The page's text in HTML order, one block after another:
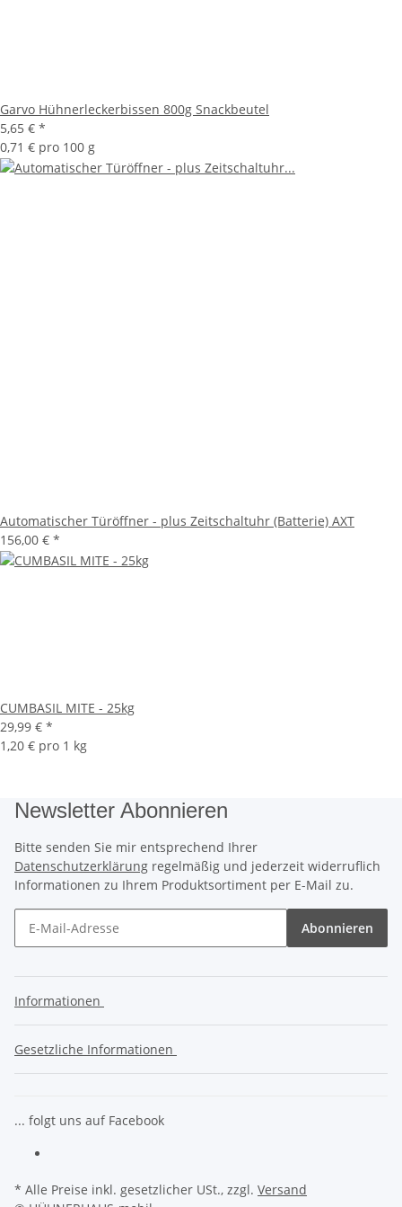
Garvo Hühnerleckerbissen 800g Snackbeutel
5,65 € *
0,71 € pro 100 g
Automatischer Türöffner - plus Zeitschaltuhr (Batterie) AXT
156,00 € *
CUMBASIL MITE - 25kg
29,99 € *
1,20 € pro 1 kg
Newsletter Abonnieren
Bitte senden Sie mir entsprechend Ihrer
Datenschutzerklärung regelmäßig und jederzeit widerruflich
Informationen zu Ihrem Produktsortiment per E-Mail zu.
Abonnieren
Informationen
Gesetzliche Informationen
... folgt uns auf Facebook
* Alle Preise inkl. gesetzlicher USt., zzgl. Versand